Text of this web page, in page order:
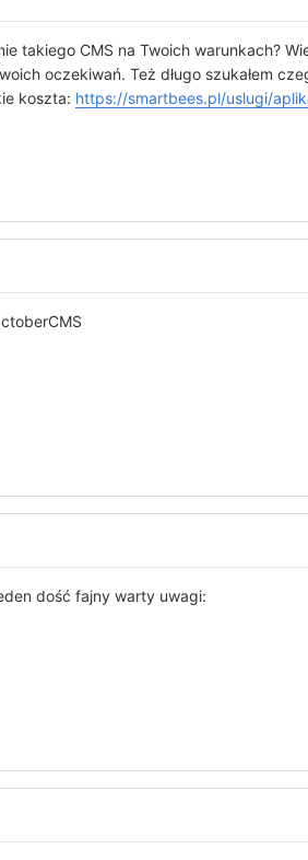
takiego CMS na Twoich warunkach?
oczekiwań. Też długo szukałem
koszta: https://smartbees.pl/uslugi/
dość fajny warty uwagi: